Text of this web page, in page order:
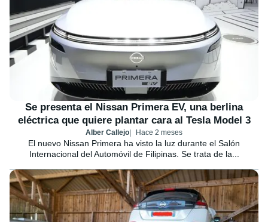
Se presenta el Nissan Primera EV, una berlina
eléctrica que quiere plantar cara al Tesla Model 3
Alber Callejo Hace 2 meses
El nuevo Nissan Primera ha visto la luz durante el Salón
Internacional del Automóvil de Filipinas. Se trata de la...